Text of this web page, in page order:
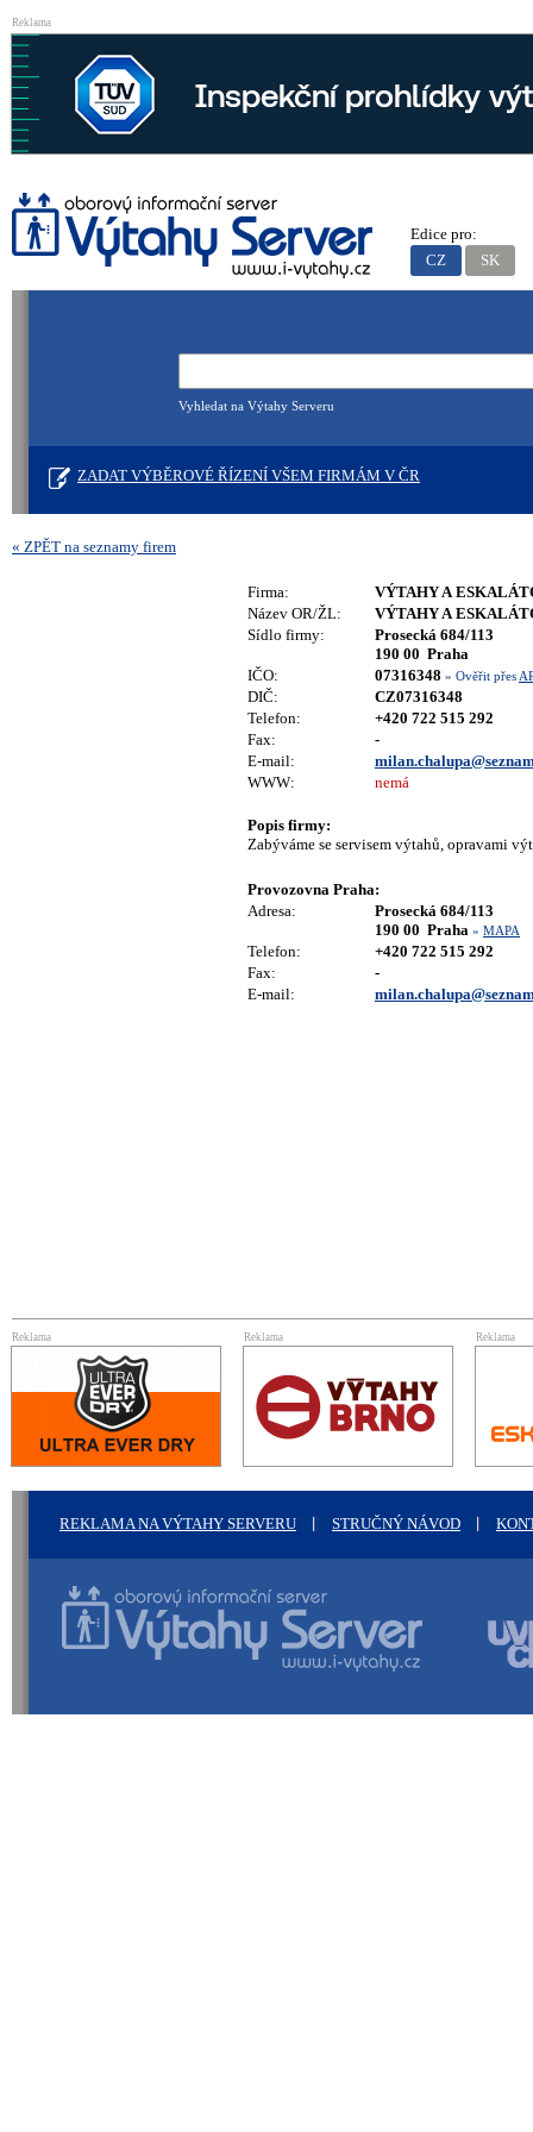
Reklama
Vyhledat na Výtahy Serveru
ZADAT VÝBĚROVÉ ŘÍZENÍ VŠEM FIRMÁM V ČR
Edice pro:
CZ
SK
« ZPĚT na seznamy firem
Firma:
VÝTAHY A
Název OR/ŽL:
VÝTAHY A
Sídlo firmy:
Prosecká 684/113
190 00 Praha
IČO:
07316348 » Ověřit přes
DIČ:
CZ07316348
Telefon:
+420 722 515 292
Fax:
-
E-mail:
WWW:
nemá
Popis firmy:
Zabýváme se servisem výtahů, opravami
Provozovna Praha:
Adresa:
Prosecká 684/113
190 00 Praha » MAPA
Telefon:
+420 722 515 292
Fax:
-
E-mail:
Reklama Reklama Reklama
REKLAMA NA VÝTAHY SERVERU STRUČNÝ NÁVOD